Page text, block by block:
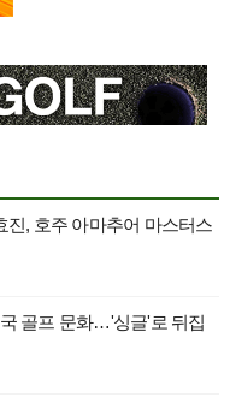
진, 호주 아마추어 마스터스
골프 문화…'싱글'로 뒤집